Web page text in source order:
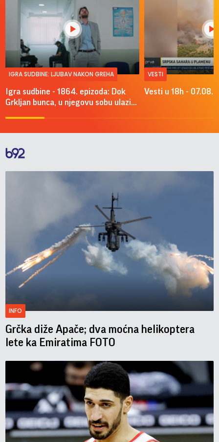
IGRA SUDBINE: LJUBAV NAKON GREHA
Igra sudbine - 1864. epizoda: Dok
Grkljan bunca, u njegovu sobu ulazi...
VESTI
Vesti u 18h -
INFO
Grčka diže Apače; dva moćna helikoptera
lete ka Emiratima FOTO